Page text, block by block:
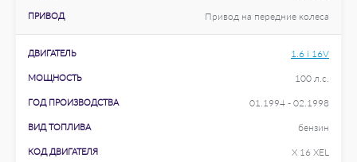
ПРИВОД Привод на передние колеса
ДВИГАТЕЛЬ 1.6 i 16V
МОЩНОСТЬ 100 л.с.
ГОД ПРОИЗВОДСТВА 01.1994 - 02.1998
ВИД ТОПЛИВА бензин
КОД ДВИГАТЕЛЯ X 16 XEL